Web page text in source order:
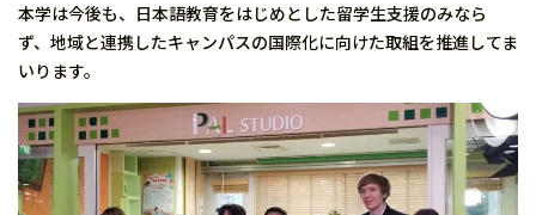
本学は今後も、日本語教育をはじめとした留学生支援のみなら
ず、地域と連携したキャンパスの国際化に向けた取組を推進してま
いります。